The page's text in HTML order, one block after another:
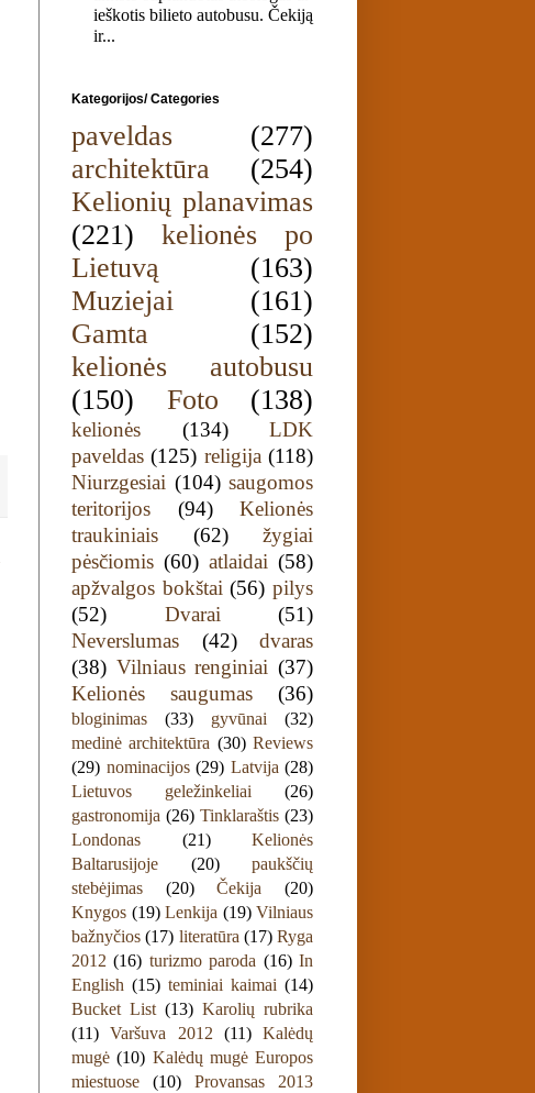
ieškotis bilieto autobusu. Čekiją
ir...
Kategorijos/ Categories
paveldas
(277)
architektūra
(254)
Kelionių planavimas
(221)
kelionės po
Lietuvą
(163)
Muziejai
(161)
Gamta
(152)
kelionės autobusu
(150)
Foto (138)
kelionės (134)
LDK
paveldas (125) religija (118)
Niurzgesiai (104) saugomos
teritorijos
(94)
Kelionės
traukiniais
(62)
žygiai
pėsčiomis (60) atlaidai (58)
apžvalgos bokštai (56) pilys
(52)
Dvarai
(51)
Neverslumas
(42)
dvaras
(38) Vilniaus renginiai (37)
Kelionės saugumas
(36)
bloginimas (33) gyvūnai
(32)
medinė architektūra (30) Reviews
(29) nominacijos (29) Latvija (28)
Lietuvos geležinkeliai
(26)
gastronomija (26) Tinklaraštis (23)
Londonas
(21)
Kelionės
Baltarusijoje
(20)
paukščių
stebėjimas
(20) Čekija
(20)
Knygos (19) Lenkija (19) Vilniaus
bažnyčios (17) literatūra (17) Ryga
2012 (16) turizmo paroda (16) In
English (15) teminiai kaimai (14)
Bucket List (13) Karolių rubrika
(11)
Varšuva 2012 (11)
Kalėdų
mugė (10) Kalėdų mugė Europos
miestuose
(10) Provansas 2013